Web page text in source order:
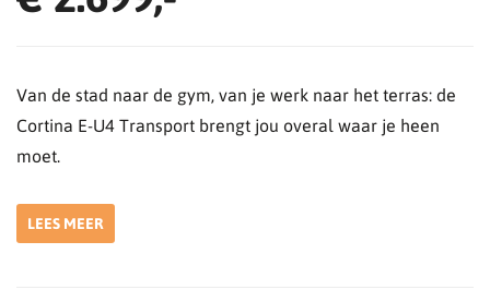
Van de stad naar de gym, van je werk naar het terras: de
Cortina E-U4 Transport brengt jou overal waar je heen
moet.
LEES MEER